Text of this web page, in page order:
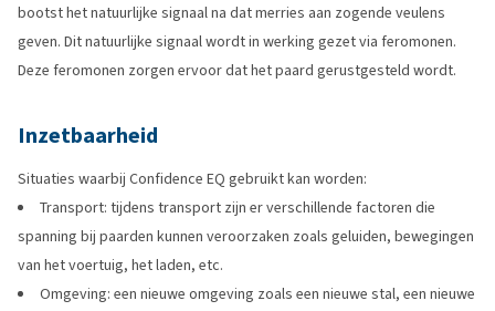
bootst het natuurlijke signaal na dat merries aan zogende veulens
geven. Dit natuurlijke signaal wordt in werking gezet via feromonen.
Deze feromonen zorgen ervoor dat het paard gerustgesteld wordt.
Inzetbaarheid
Situaties waarbij Confidence EQ gebruikt kan worden:
Transport: tijdens transport zijn er verschillende factoren die
spanning bij paarden kunnen veroorzaken zoals geluiden, bewegingen
van het voertuig, het laden, etc.
Omgeving: een nieuwe omgeving zoals een nieuwe stal, een nieuwe